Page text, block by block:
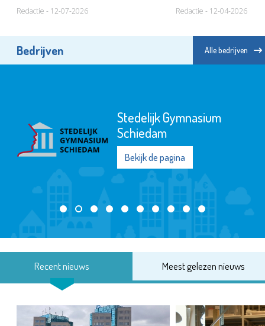
Redactie - 12-07-2026 Redactie - 12-04-2026
Bedrijven Alle bedrijven
Stedelijk Gymnasium
Schiedam
Bekijk de pagina
Recent nieuws Meest gelezen nieuws